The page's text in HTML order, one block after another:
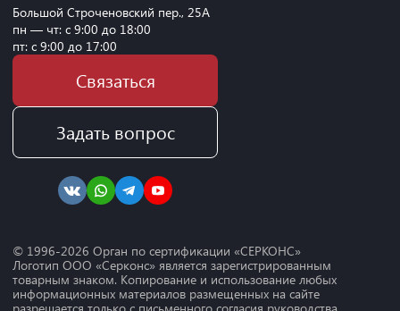
Большой Строченовский пер., 25А
пн — чт: с 9:00 до 18:00
пт: с 9:00 до 17:00
Связаться
Задать вопрос
© 1996-2026 Орган по сертификации «СЕРКОНС»
Логотип ООО «Серконс» является зарегистрированным
товарным знаком. Копирование и использование любых
информационных материалов размещенных на сайте